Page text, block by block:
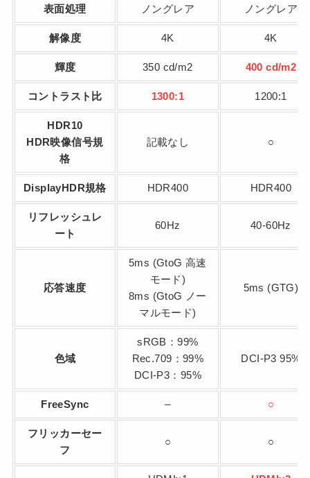
表面処理 ノングレア ノングレア
解像度 4K 4K
輝度 350 cd/m2 400 cd/m2
コントラスト比 1300:1 1200:1
HDR10
HDR映像信号規
格
記載なし ○
DisplayHDR規格 HDR400 HDR400
リフレッシュレ
ート
60Hz 40-60Hz
応答速度
5ms (GtoG 高速
モード)
8ms (GtoG ノー
マルモード)
5ms (GTG)
色域
sRGB：99%
Rec.709：99%
DCI-P3：95%
DCI-P3 95%
FreeSync – ○
フリッカーセー
フ
○ ○